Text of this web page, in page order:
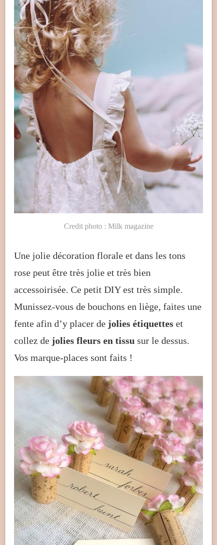
Credit photo : Milk magazine
Une jolie décoration florale et dans les tons
rose peut être très jolie et très bien
accessoirisée. Ce petit DIY est très simple.
Munissez-vous de bouchons en liège, faites une
fente afin d’y placer de jolies étiquettes et
collez de jolies fleurs en tissu sur le dessus.
Vos marque-places sont faits !